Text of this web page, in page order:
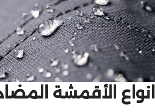
انواع الأقمشة